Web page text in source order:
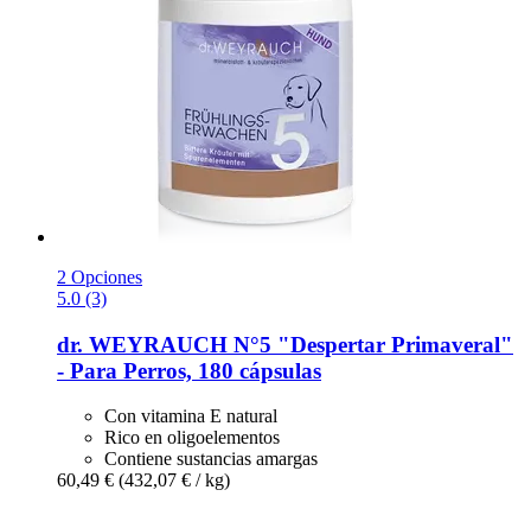
2 Opciones
5.0 (3)
dr. WEYRAUCH N°5 "Despertar Primaveral"
-​ Para Perros, 180 cápsulas
Con vitamina E natural
Rico en oligoelementos
Contiene sustancias amargas
60,49 € (432,07 € / kg)